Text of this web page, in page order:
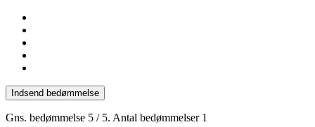
Indsend bedømmelse
Gns. bedømmelse 5 / 5. Antal bedømmelser 1